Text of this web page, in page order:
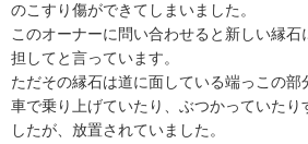
のこすり傷ができてしまいました。
このオーナーに問い合わせると新しい縁石
担してと言っています。
ただその縁石は道に面している端っこの部
車で乗り上げていたり、ぶつかっていたり
したが、放置されていました。